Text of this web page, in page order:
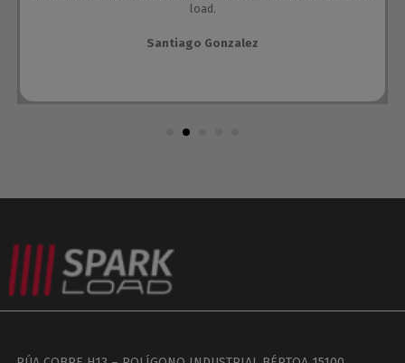
load.
Santiago Gonzalez